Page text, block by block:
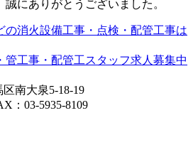
にありがとうございました。
の消火設備工事・点検・配管工事は
管工事・配管工スタッフ求人募集中
南大泉5-18-19
：03-5935-8109